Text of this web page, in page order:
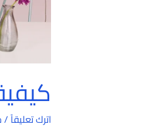
اترك تعليقاً/